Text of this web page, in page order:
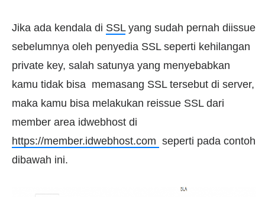
Jika ada kendala di SSLyang sudah pernah diissue
sebelumnya oleh penyedia SSL seperti kehilangan
private key, salah satunya yang menyebabkan
kamu tidak bisa memasang SSL tersebut di server,
maka kamu bisa melakukan reissue SSL dari
member area idwebhost di
https://member.idwebhost.com seperti pada contoh
dibawah ini.